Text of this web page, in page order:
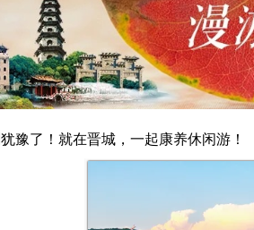
豫了！就在晋城，一起康养休闲游！